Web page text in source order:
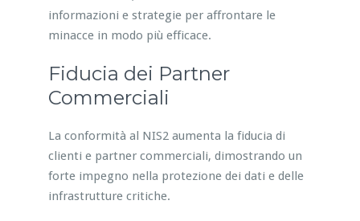
informazioni e strategie per affrontare le
minacce in modo più efficace.
Fiducia dei Partner
Commerciali
La conformità al NIS2 aumenta la fiducia di
clienti e partner commerciali, dimostrando un
forte impegno nella protezione dei dati e delle
infrastrutture critiche.